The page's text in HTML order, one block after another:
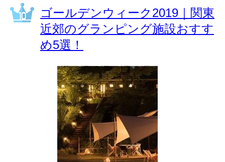
ゴールデンウィーク2019｜関東
近郊のグランピング施設おすす
め5選！